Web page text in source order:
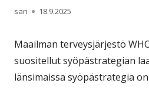
Kirjoittaja
sari Julkaistu
18.9.2025
Maailman terveysjärjestö
suositellut syöpästrategian
länsimaissa syöpästrategia